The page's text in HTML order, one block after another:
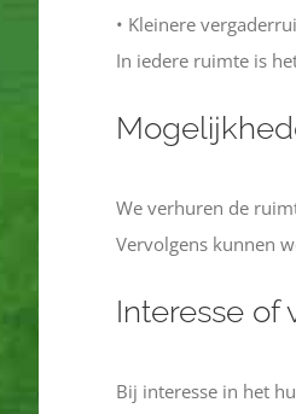
• Kleinere
In iedere ruimte is
We verhuren de
Vervolgens kunnen
Interesse of
Bij interesse in het